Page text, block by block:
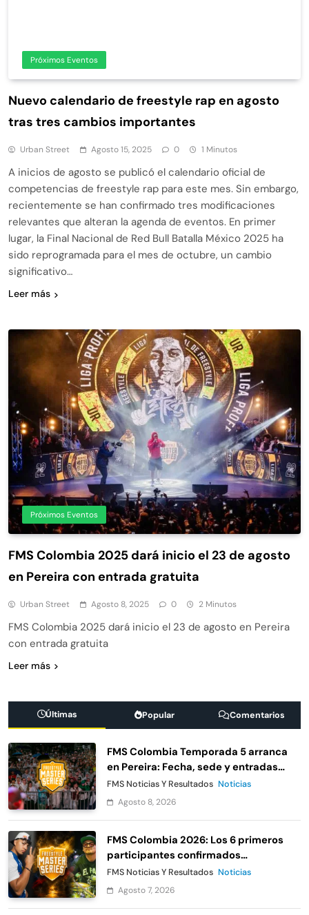
Próximos Eventos
Nuevo calendario de freestyle rap en agosto
tras tres cambios importantes
Urban Street Agosto 15, 2025 0 1 Minutos
A inicios de agosto se publicó el calendario oficial de
competencias de freestyle rap para este mes. Sin embargo,
recientemente se han confirmado tres modificaciones
relevantes que alteran la agenda de eventos. En primer
lugar, la Final Nacional de Red Bull Batalla México 2025 ha
sido reprogramada para el mes de octubre, un cambio
significativo…
Leer más
Próximos Eventos
FMS Colombia 2025 dará inicio el 23 de agosto
en Pereira con entrada gratuita
Urban Street Agosto 8, 2025 0 2 Minutos
FMS Colombia 2025 dará inicio el 23 de agosto en Pereira
con entrada gratuita
Leer más
Últimas Popular Comentarios
FMS Colombia Temporada 5 arranca
en Pereira: Fecha, sede y entradas
gratis
FMS Noticias Y Resultados Noticias
Agosto 8, 2026
FMS Colombia 2026: Los 6 primeros
participantes confirmados
oficialmente
FMS Noticias Y Resultados Noticias
Agosto 7, 2026